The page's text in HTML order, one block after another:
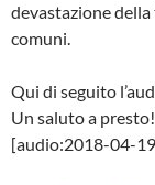
devastazione
comuni.
Qui di seguito
Un saluto a presto!
[audio:2018-04-